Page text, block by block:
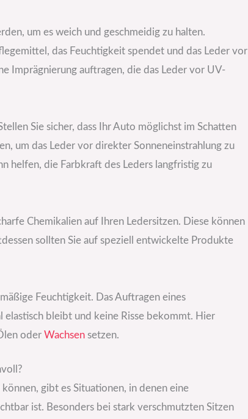
um es weich und geschmeidig zu halten.
das Feuchtigkeit spendet und das Leder vor
Imprägnierung auftragen, die das Leder vor UV-
Sie sicher, dass Ihr Auto möglichst im Schatten
um das Leder vor direkter Sonneneinstrahlung zu
helfen, die Farbkraft des Leders langfristig zu
Chemikalien auf Ihren Ledersitzen. Diese können
sollten Sie auf speziell entwickelte Produkte
Feuchtigkeit. Das Auftragen eines
elastisch bleibt und keine Risse bekommt. Hier
oder Wachsen setzen.
gibt es Situationen, in denen eine
ist. Besonders bei stark verschmutzten Sitzen